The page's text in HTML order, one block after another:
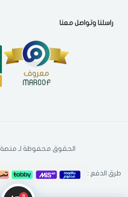
راسلنا وتواصل معنا
الحقوق محفوظة لـ منصة On Off 2025
طرق الدفع :